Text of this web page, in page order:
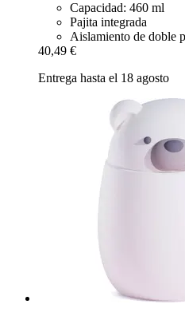
Capacidad: 460 ml
Pajita integrada
Aislamiento de doble
40,49 €
Entrega hasta el 18 agosto